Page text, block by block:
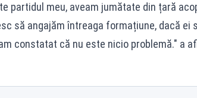
partidul meu, aveam jumătate din țară
să angajăm întreaga formațiune, dacă ei
constatat că nu este nicio problemă." a